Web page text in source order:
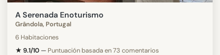
A Serenada Enoturismo
Grândola, Portugal
6 Habitaciones
★ 9.1/10 — Puntuación basada en 73 comentarios